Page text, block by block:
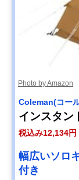
Photo by Amazon
Coleman(コー
インスタン
税込み12,134円
幅広いソロ
付き